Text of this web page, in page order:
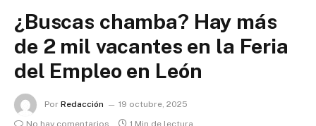
¿Buscas chamba? Hay más
de 2 mil vacantes en la Feria
del Empleo en León
Por Redacción
19 octubre, 2025